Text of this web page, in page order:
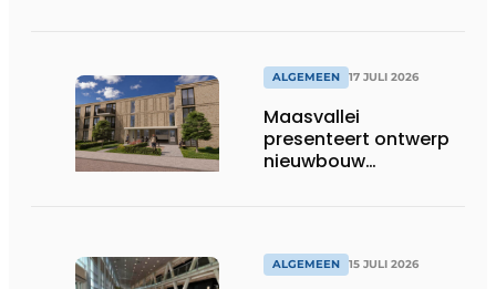
ALGEMEEN 17 JULI 2026
Maasvallei
presenteert ontwerp
nieuwbouw
ALGEMEEN 15 JULI 2026